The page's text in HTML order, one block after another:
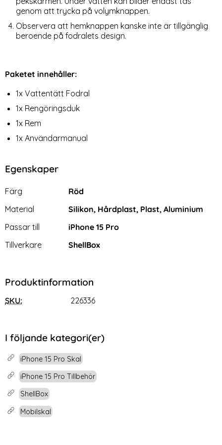
genom att trycka på volymknappen.
Observera att hemknappen kanske inte är tillgänglig
beroende på fodralets design.
Paketet innehåller:
1x Vattentätt Fodral
1x Rengöringsduk
1x Rem
1x Användarmanual
Egenskaper
Egenskaper/attribut för denna produkt
Attribut
Färg
Röd
Material
Silikon, Hårdplast, Plast, Aluminium
Passar till
iPhone 15 Pro
Tillverkare
ShellBox
Produktinformation
SKU: 226336
I följande kategori(er)
iPhone 15 Pro Skal
iPhone 15 Pro Tillbehör
ShellBox
Mobilskal